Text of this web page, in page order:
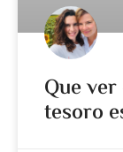
Que
tesoro